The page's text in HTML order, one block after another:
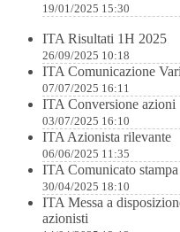
19/01/2025 15:30
ITA Risultati 1H 2025
26/09/2025 10:18
ITA Comunicazione
07/07/2025 16:11
ITA Conversione azioni
03/07/2025 16:10
ITA Azionista rilevante
06/06/2025 11:35
ITA Comunicato
30/04/2025 18:10
ITA Messa a
azionisti